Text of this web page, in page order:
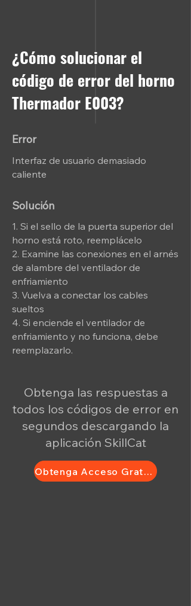
¿Cómo solucionar el
código de error del horno
Thermador E003?
Error
Interfaz de usuario demasiado
caliente
Solución
1. Si el sello de la puerta superior del
horno está roto, reemplácelo
2. Examine las conexiones en el arnés
de alambre del ventilador de
enfriamiento
3. Vuelva a conectar los cables
sueltos
4. Si enciende el ventilador de
enfriamiento y no funciona, debe
reemplazarlo.
Obtenga las respuestas a
todos los códigos de error en
segundos descargando la
aplicación SkillCat
Obtenga Acceso Gratuito